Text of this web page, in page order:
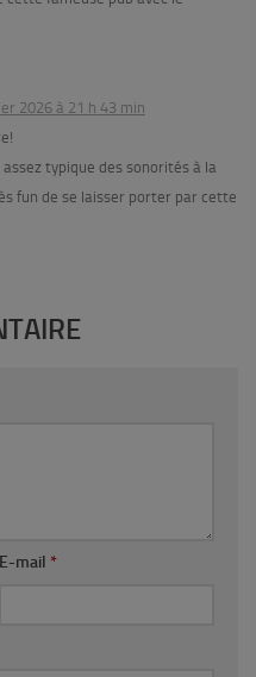
2026 à 21 h 43 min
typique des sonorités à la
fun de se laisser porter par cette
E-mail *